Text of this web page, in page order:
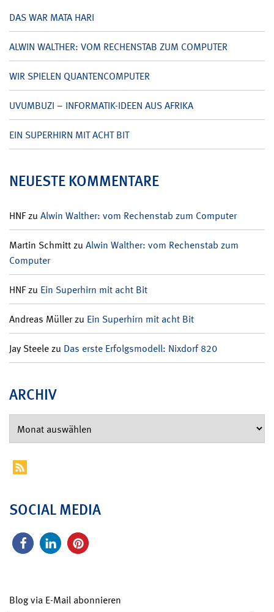
DAS WAR MATA HARI
ALWIN WALTHER: VOM RECHENSTAB ZUM COMPUTER
WIR SPIELEN QUANTENCOMPUTER
UVUMBUZI – INFORMATIK-IDEEN AUS AFRIKA
EIN SUPERHIRN MIT ACHT BIT
NEUESTE KOMMENTARE
HNFzu Alwin Walther: vom Rechenstab zum Computer
Martin Schmittzu Alwin Walther: vom Rechenstab zum
Computer
HNFzu Ein Superhirn mit acht Bit
Andreas Müllerzu Ein Superhirn mit acht Bit
Jay Steelezu Das erste Erfolgsmodell: Nixdorf 820
ARCHIV
SOCIAL MEDIA
Blog via E-Mail abonnieren